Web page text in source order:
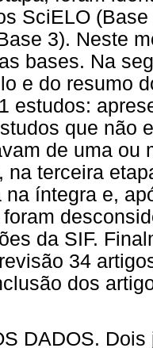
SciELO
3). Neste
bases. Na
e do resumo
estudos:
que não
de uma ou
na terceira
na íntegra e,
da SIF.
34
dos
DADOS.